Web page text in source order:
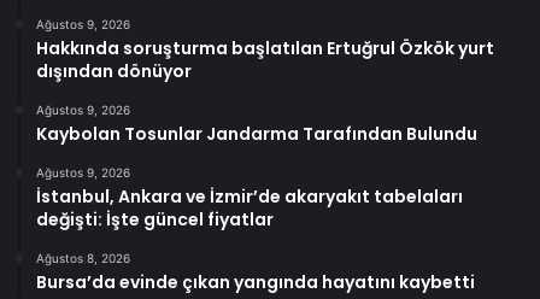
Ağustos 9, 2026
Hakkında soruşturma başlatılan Ertuğrul Özkök yurt
dışından dönüyor
Ağustos 9, 2026
Kaybolan Tosunlar Jandarma Tarafından Bulundu
Ağustos 9, 2026
İstanbul, Ankara ve İzmir’de akaryakıt tabelaları
değişti: İşte güncel fiyatlar
Ağustos 8, 2026
Bursa’da evinde çıkan yangında hayatını kaybetti